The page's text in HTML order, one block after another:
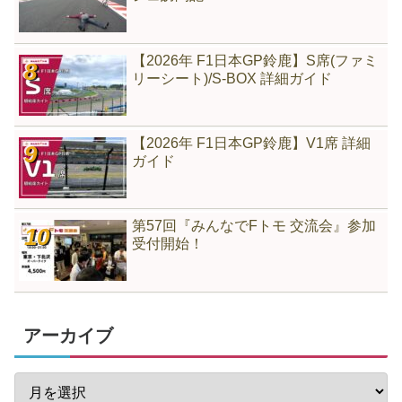
【2026年 F1日本GP鈴鹿】S席(ファミ
リーシート)/S-BOX 詳細ガイド
【2026年 F1日本GP鈴鹿】V1席 詳細
ガイド
第57回『みんなでFトモ 交流会』参加
受付開始！
アーカイブ